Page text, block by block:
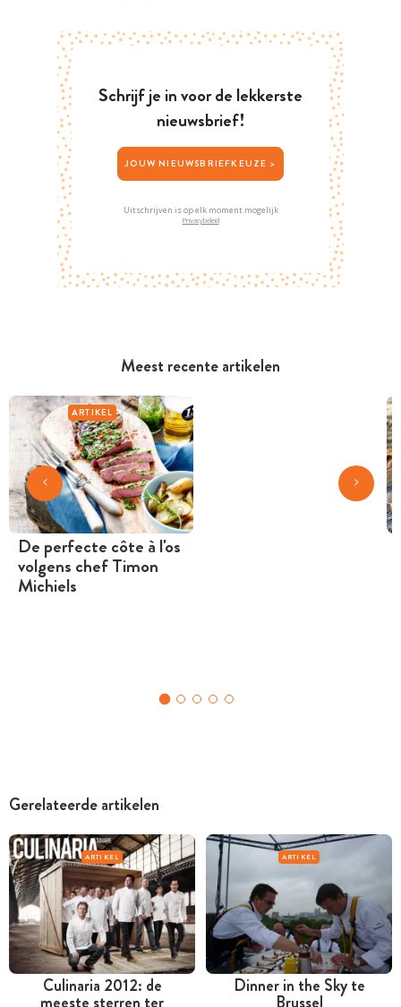
Meest recente artikelen
ARTIKEL
De perfecte côte à l'os
volgens chef Timon
Michiels
Schrijf je in voor de lekkerste
nieuwsbrief!
JOUW NIEUWSBRIEFKEUZE >
Uitschrijven is op elk moment mogelijk
Privacybeleid
Gerelateerde artikelen
ARTIKEL
Culinaria 2012: de
ARTIKEL
Dinner in the Sky te